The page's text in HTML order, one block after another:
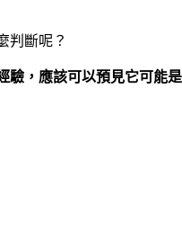
判斷呢？
驗，應該可以預見它可能